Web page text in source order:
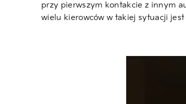
przy pierwszym kontakcie z innym
wielu kierowców w takiej sytuacji